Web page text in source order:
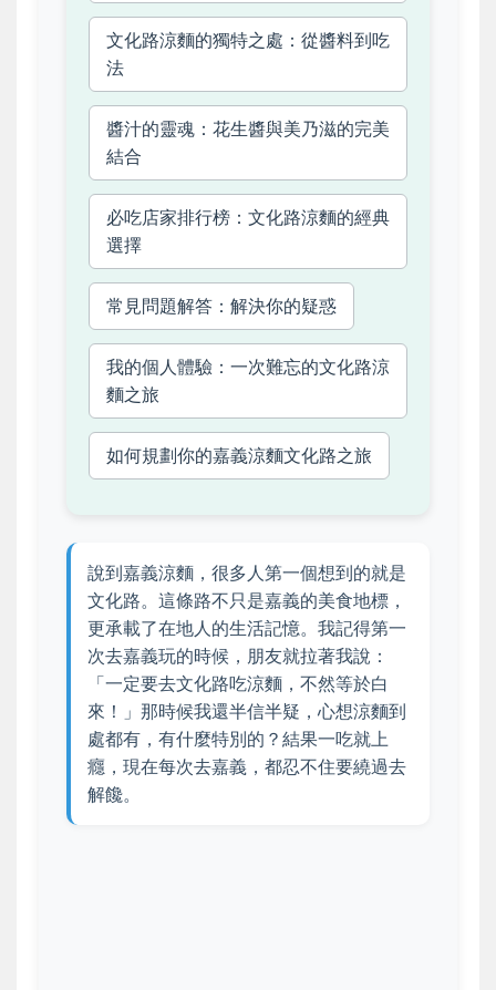
文化路涼麵的獨特之處：從醬料到吃
法
醬汁的靈魂：花生醬與美乃滋的完美
結合
必吃店家排行榜：文化路涼麵的經典
選擇
常見問題解答：解決你的疑惑
我的個人體驗：一次難忘的文化路涼
麵之旅
如何規劃你的嘉義涼麵文化路之旅
說到嘉義涼麵，很多人第一個想到的就是
文化路。這條路不只是嘉義的美食地標，
更承載了在地人的生活記憶。我記得第一
次去嘉義玩的時候，朋友就拉著我說：
「一定要去文化路吃涼麵，不然等於白
來！」那時候我還半信半疑，心想涼麵到
處都有，有什麼特別的？結果一吃就上
癮，現在每次去嘉義，都忍不住要繞過去
解饞。